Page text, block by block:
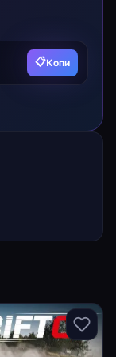
📋Копи